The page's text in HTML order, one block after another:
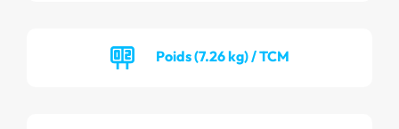
Poids (7.26 kg) / TCM